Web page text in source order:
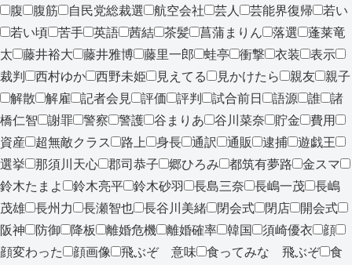
腹
腹筋 自民党総裁選 航空会社 芸人 芸能界復帰
若い
若い頃
苦手 英語 茜結 茶髪 菖蒲まりん 落選
蓬莱竜
太
藤井裕大 藤井雅博 藤里一郎 蛙亭 衝撃 衣装
表示
裁判
西村ゆか 西野未姫 見えてる 見かけたら 親友
親子
解散
解雇 記者会見 評価 評判 試合前日 語源 誰
諸
橋仁智
謝罪 警察 警護 谷まりあ 谷川菜奈 貯金
費用
資産
超無敵クラス 路上 身長 通訳 通販 逮捕
遊戯王
選挙
那須川天心 郡司恭子 郷ひろみ 都筑有夢路
金スマ
鈴木たまよ
鈴木亮平 鈴木砂羽 長島三奈 長嶋一茂
長嶋
茂雄
長州力 長瀬智也 長谷川美緒 閉会式 閉店
開会式
阪神
防御 降板 離婚危機 離婚確率 韓国 須崎優衣
顔
顔変わった
顔画像 飛ぶぞ 意味 食ってみな 飛ぶぞ
食